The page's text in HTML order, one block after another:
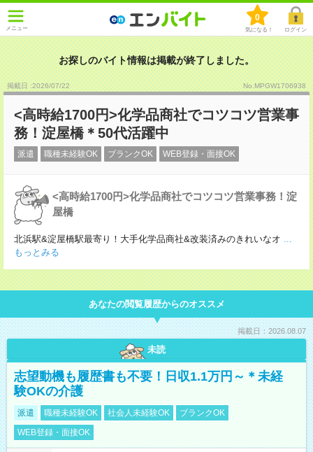
メニュー
0
気になる！ ログイン
お探しのバイト情報は掲載が終了しました。
掲載日 :2026/07/22 No.MPGW1706938
<高時給1700円>化学品商社でコツコツ営業事
務！淀屋橋＊50代活躍中
派遣 職種未経験OK ブランクOK WEB登録・面接OK
<高時給1700円>化学品商社でコツコツ営業事務！淀
屋橋
北浜駅&淀屋橋駅最寄り！大手化学品商社&改装済みのきれいなオ ...
もっとみる
あなたの閲覧履歴からのオススメ
掲載日：2026.08.07
未読
志望動機も履歴書も不要！日収1.1万円～＊未経
験OKの介護
派遣 職種未経験OK 社会人未経験OK
ブランクOK
WEB登録・面接OK